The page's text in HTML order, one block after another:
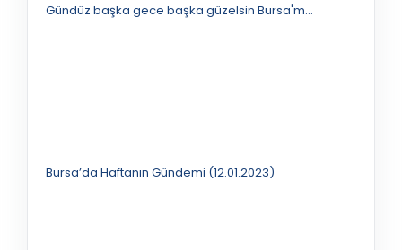
Gündüz başka gece başka güzelsin Bursa'm...
Bursa’da Haftanın Gündemi (12.01.2023)